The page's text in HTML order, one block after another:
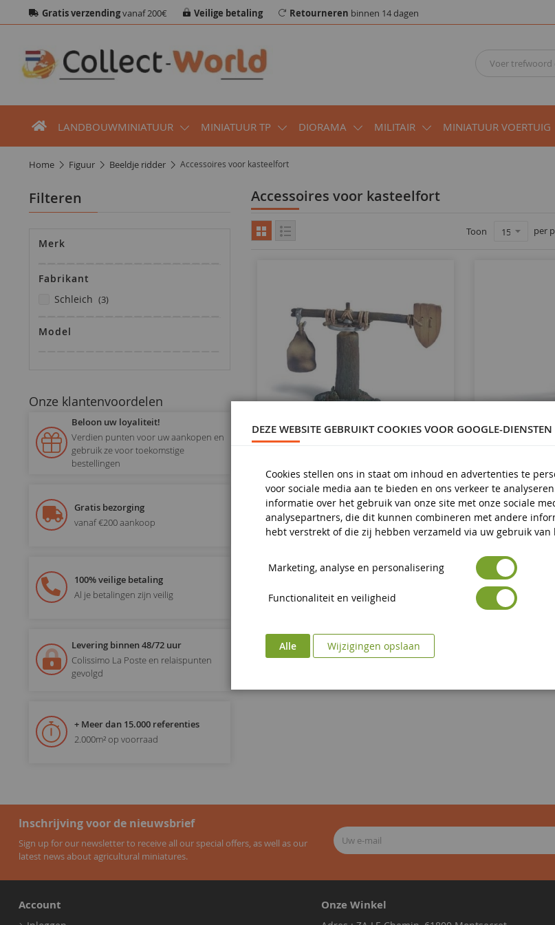
Gratis verzendingvanaf 200€ Veilige betaling Retourneren binnen 14 dagen
LANDBOUWMINIATUUR MINIATUUR TP DIORAMA MILITAIR MINIATUUR VOERTUIG
home figuur beeldje ridder Accessoires voor kasteelfort
Accessoires voor kasteelfort
Toon per
Accessoires Voor Gevechtstraining -
Quantaine
SHL42015
Filteren
Merk
Fabrikant
schleich
3producten
Model
Onze klantenvoordelen
Beloon uw loyaliteit!
Verdien punten voor uw aankopen en
gebruik ze voor toekomstige
bestellingen
Gratis bezorging
vanaf €200 aankoop
100% veilige betaling
Al je betalingen zijn veilig
Levering binnen 48/72 uur
Colissimo La Poste en relaispunten
gevolgd
+ Meer dan 15.000 referenties
2.000m² op voorraad
Inschrijving voor de nieuwsbrief
Sign up for our newsletter to receive all our special offers, as well as our
latest news about agricultural miniatures.
Account Onze Winkel
DEZE WEBSITE GEBRUIKT COOKIES VOOR GOOGLE-DIENSTEN
Cookies stellen ons in staat om inhoud en advertenties te
voor sociale media aan te bieden en ons verkeer te
informatie over het gebruik van onze site met onze sociale
analysepartners, die dit kunnen combineren met andere
hebt verstrekt of die zij hebben verzameld via uw gebruik van
Marketing, analyse en personalisering
Functionaliteit en veiligheid
Alle Wijzigingen opslaan